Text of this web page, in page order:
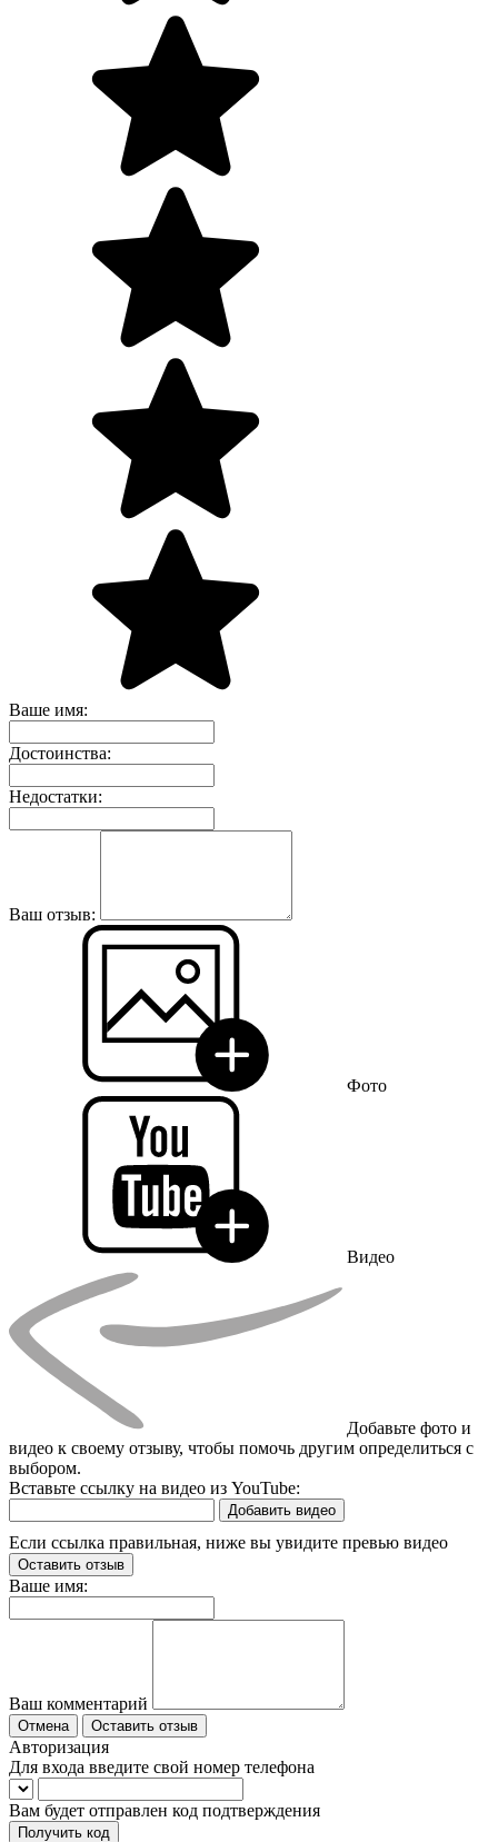
Ваше имя:
Достоинства:
Недостатки:
Ваш отзыв:
Фото
Видео
Добавьте фото и
видео к своему отзыву, чтобы помочь другим определиться с
выбором.
Вставьте ссылку на видео из YouTube:
Добавить видео
Если ссылка правильная, ниже вы увидите превью видео
Оставить отзыв
Ваше имя:
Ваш комментарий
Отмена Оставить отзыв
Авторизация
Для входа введите свой номер телефона
Вам будет отправлен код подтверждения
Получить код